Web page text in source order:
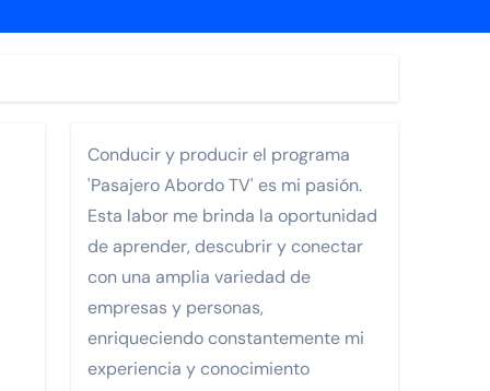
Cabos Pedregal
Conducir y producir el programa
'Pasajero Abordo TV' es mi pasión.
Esta labor me brinda la oportunidad
de aprender, descubrir y conectar
con una amplia variedad de
empresas y personas,
enriqueciendo constantemente mi
experiencia y conocimiento